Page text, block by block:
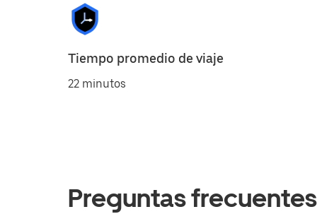
Tiempo promedio de viaje
22 minutos
Preguntas frecuentes